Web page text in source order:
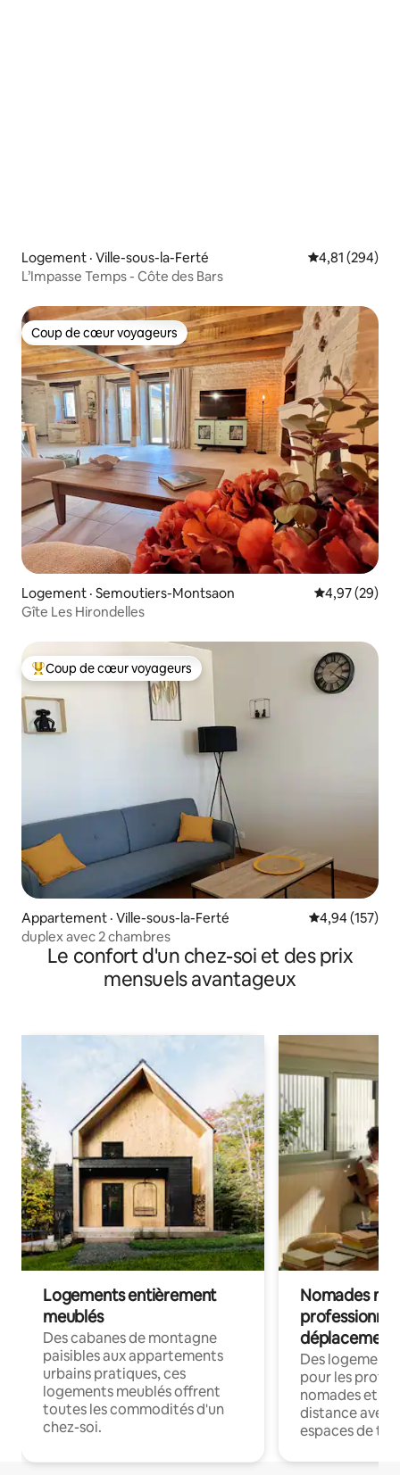
Logement · Ville-sous-la-Ferté Note
4,81 (294)
L’Impasse Temps - Côte des Bars
Coup de cœur voyageurs
Coup de cœur voyageurs
Logement · Semoutiers-Montsaon Note
4,97 (29)
Gîte Les Hirondelles
Coup de cœur voyageurs parmi les plus aimés
Coup de cœur voyageurs
Appartement · Ville-sous-la-Ferté Note
4,94 (157)
duplex avec 2 chambres
Le confort d'un chez-soi et des prix
mensuels avantageux
Logements entièrement
meublés
Des cabanes de montagne
paisibles aux appartements
urbains pratiques, ces
logements meublés offrent
toutes les commodités d'un
chez-soi.
Nomades
déplacement
Des
pour les
nomades et
distance avec
espaces de